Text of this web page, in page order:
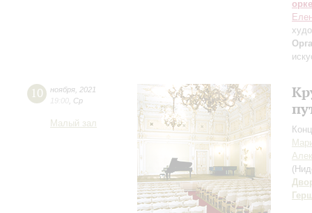
10 ноября 2021
19:00 Ср
Малый зал